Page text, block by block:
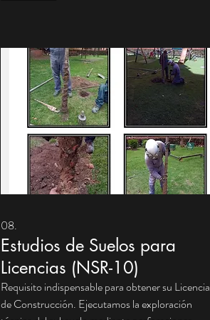
08.
Estudios de Suelos para
Licencias (NSR-10)
Requisito indispensable para obtener su Licencia
de Construcción. Ejecutamos la exploración